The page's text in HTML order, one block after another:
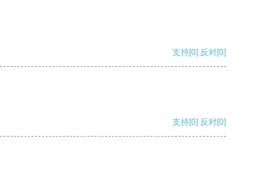
支持[0] 反对[0]
支持[0] 反对[0]